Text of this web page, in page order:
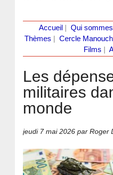
Accueil Qui
Thèmes
Cercle
Films
Les
militaires
monde
jeudi 7 mai 2026 par Roger